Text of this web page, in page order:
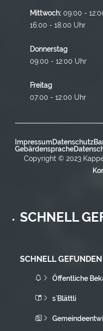
Mittwoch: 09:00 -
16.00 - 18.00 Uhr
Donnerstag
09:00 - 12:00 Uhr
Freitag
07:00 -
ImpressumDatenschutz
Gebärdensprache
Copyright © 2023
SCHNELL
SCHNELL GEFUNDEN
Öffentliche
s`Blättli